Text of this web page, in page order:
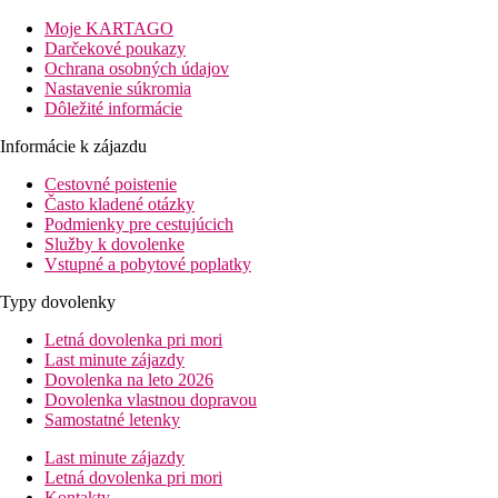
Vzdialenosť
pláže: 350 m cez miestnu komunikáciu
letisko: 100 km Heraklion / 48 km Chania
centrá: 20 km Rethymno, 40 km Chania
nákupných možností: 50 m
Popis izby
Dvojlôžková izba
individuálne ovládaná klimatizácia
TV
minichladnička
kuchynka
kúpeľňa/WC (sušič vlasov na vyžiadanie)
balkón alebo terasa
detská postieľka na vyžiadanie (zadarmo)
Informácie o hoteli
vstupná hala s recepciou
bar
pripojenie k internetu
Moje KARTAGO
Darčekové poukazy
Ochrana osobných údajov
Nastavenie súkromia
Dôležité informácie
Informácie k zájazdu
Cestovné poistenie
Často kladené otázky
Podmienky pre cestujúcich
Služby k dovolenke
Vstupné a pobytové poplatky
Typy dovolenky
Letná dovolenka pri mori
Last minute zájazdy
Dovolenka na leto 2026
Dovolenka vlastnou dopravou
Samostatné letenky
Last minute zájazdy
Letná dovolenka pri mori